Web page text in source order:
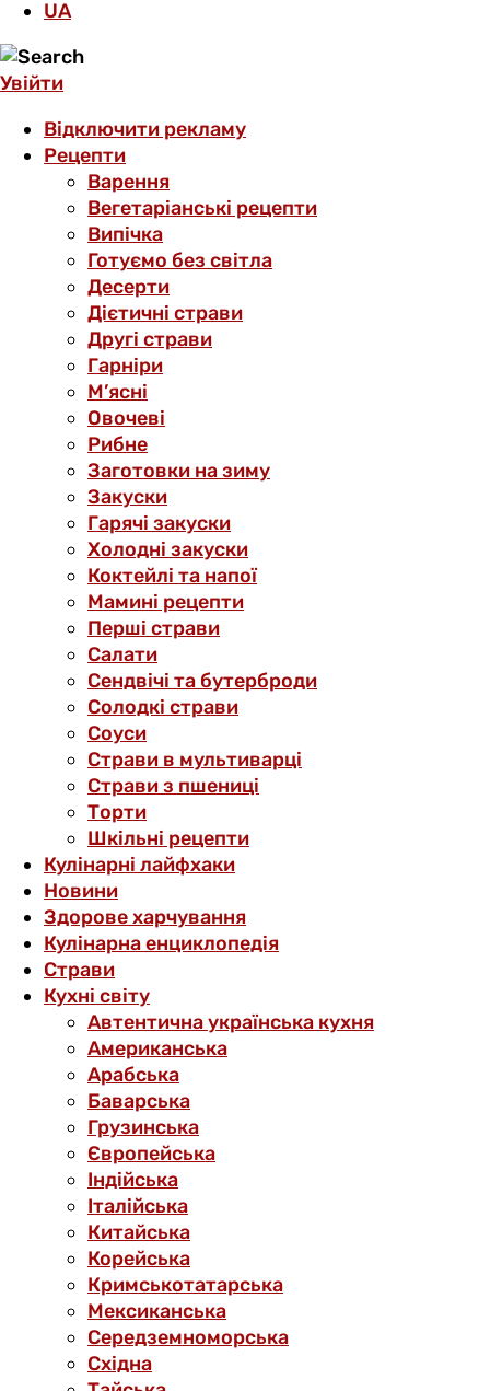
UA
Увійти
Відключити рекламу
Рецепти
Варення
Вегетаріанські рецепти
Випічка
Готуємо без світла
Десерти
Дієтичні страви
Другі страви
Гарніри
М’ясні
Овочеві
Рибне
Заготовки на зиму
Закуски
Гарячі закуски
Холодні закуски
Коктейлі та напої
Мамині рецепти
Перші страви
Салати
Сендвічі та бутерброди
Солодкі страви
Соуси
Страви в мультиварці
Страви з пшениці
Торти
Шкільні рецепти
Кулінарні лайфхаки
Новини
Здорове харчування
Кулінарна енциклопедія
Страви
Кухні світу
Автентична українська кухня
Американська
Арабська
Баварська
Грузинська
Європейська
Індійська
Італійська
Китайська
Корейська
Кримськотатарська
Мексиканська
Середземноморська
Східна